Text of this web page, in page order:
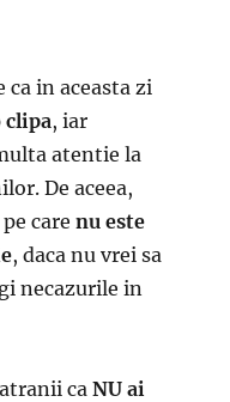
in aceasta zi
clipa, iar
atentie la
De aceea,
carenu este
, daca nu vrei sa
necazurile in
caNU ai